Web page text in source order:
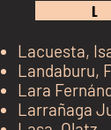
L
Lacuesta,
Landaburu,
Lara Ferná
Larrañaga